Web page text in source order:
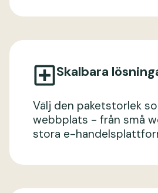
Skalbara
Välj den paketstorlek
webbplats - från små
stora e-